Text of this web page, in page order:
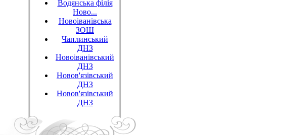
Водянська філія
Ново...
Новоіванівська
ЗОШ
Чаплинський
ДНЗ
Новоіванівський
ДНЗ
Новов'язівський
ДНЗ
Новов'язівський
ДНЗ